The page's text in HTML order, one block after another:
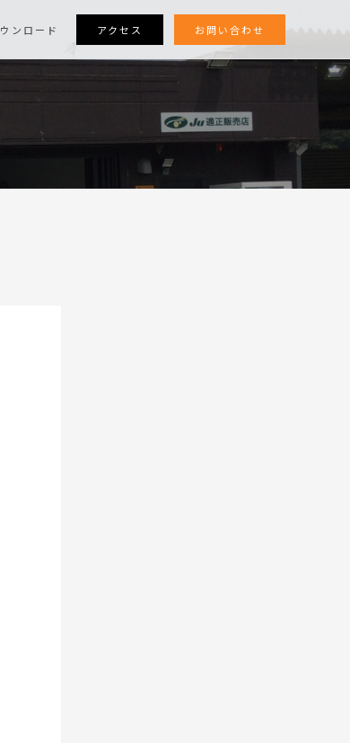
ンロード アクセス お問い合わせ